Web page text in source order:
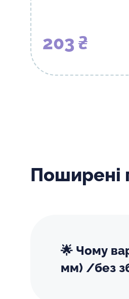
203 ₴
Поширені
🌟 Чому
мм) /без